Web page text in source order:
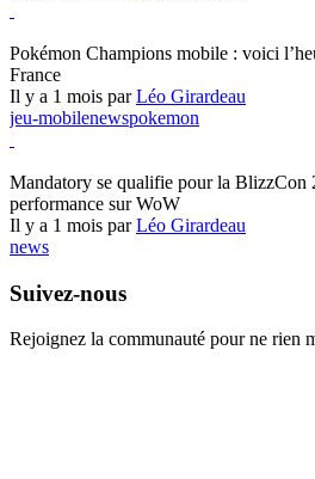
Pokémon Champions mobile : voici
France
Il y a 1 mois parLéo Girardeau
jeu-mobilenewspokemon
Mandatory se qualifie pour la BlizzCon
performance sur WoW
Il y a 1 mois parLéo Girardeau
news
Suivez-nous
Rejoignez la communauté pour ne rien